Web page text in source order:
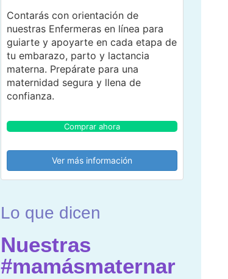
Contarás con orientación de
nuestras Enfermeras en línea para
guiarte y apoyarte en cada etapa de
tu embarazo, parto y lactancia
materna. Prepárate para una
maternidad segura y llena de
confianza.
Comprar ahora
Ver más información
Lo que dicen
Nuestras
#mamásmaternar